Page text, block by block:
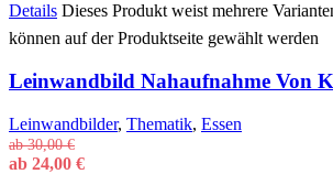
Details Dieses Produkt weist mehrere
können auf der Produktseite gewählt werden
Leinwandbild Nahaufnahme Von
Leinwandbilder, Thematik, Essen
ab30,00€
ab 24,00 €